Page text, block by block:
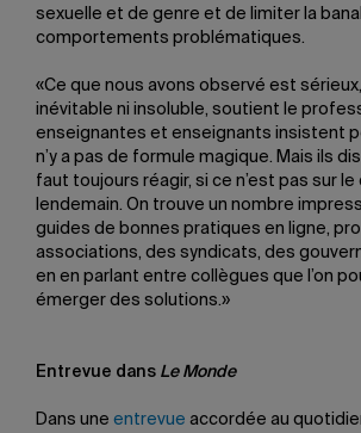
sexuelle et de genre et de limiter la
comportements problématiques.
«Ce que nous avons observé est
inévitable ni insoluble, soutient le
enseignantes et enseignants insistent
n’y a pas de formule magique. Mais ils
faut toujours réagir, si ce n’est pas sur le
lendemain. On trouve un nombre
guides de bonnes pratiques en ligne,
associations, des syndicats, des
en en parlant entre collègues que l’on
émerger des solutions.»
Entrevue dans Le Monde
Dans une entrevue accordée au